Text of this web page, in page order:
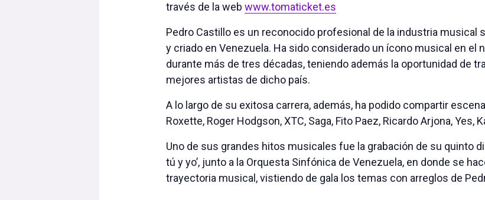
través de la webwww.tomaticket.es
Pedro Castillo es un reconocido profesional de la industria musical
y criado en Venezuela. Ha sido considerado un ícono musical en el
durante más de tres décadas, teniendo además la oportunidad de
mejores artistas de dicho país.
A lo largo de su exitosa carrera, además, ha podido compartir
Roxette, Roger Hodgson, XTC, Saga, Fito Paez, Ricardo Arjona, Yes,
Uno de sus grandes hitos musicales fue la grabación de su quinto
tú y yo’, junto a la Orquesta Sinfónica de Venezuela, en donde se
trayectoria musical, vistiendo de gala los temas con arreglos de